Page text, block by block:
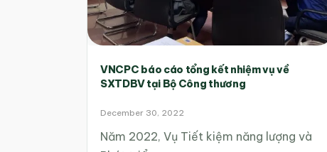
VNCPC báo cáo tổng kết nhiệm vụ về
SXTDBV tại Bộ Công thương
December 30, 2022
Năm 2022, Vụ Tiết kiệm năng lượng và